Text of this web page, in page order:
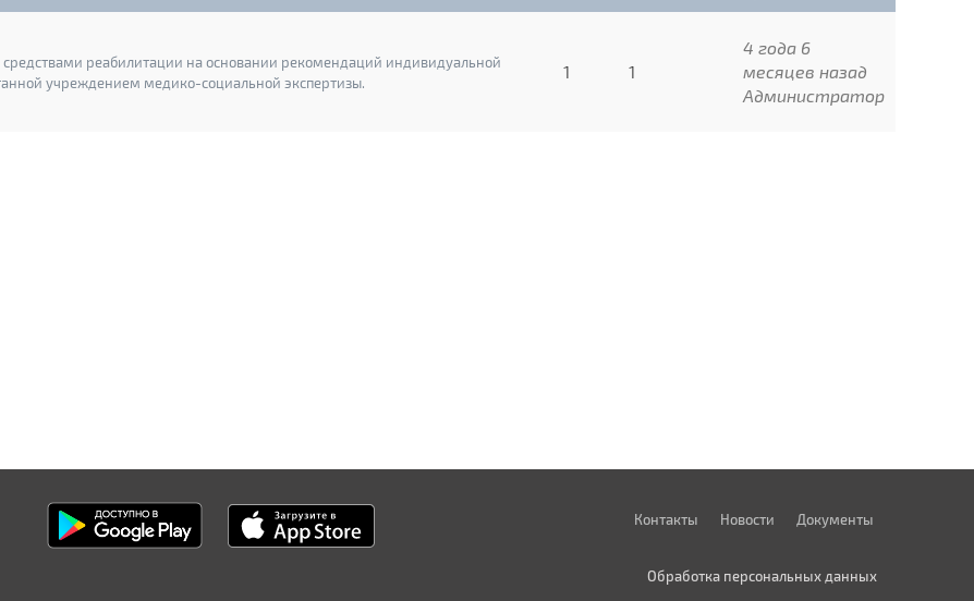
реабилитации на основании рекомендаций индивидуальной
учреждением медико-социальной экспертизы.
1 1
4 года 6
месяцев назад
Администратор
Документы
Новости
Контакты
Обработка персональных данных